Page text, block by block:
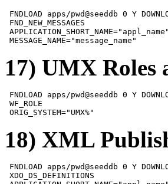
FNDLOAD apps/pwd@seeddb 0 Y
FND_NEW_MESSAGES
APPLICATION_SHORT_NAME="appl_name"
MESSAGE_NAME="message_name"
17) UMX Roles
FNDLOAD apps/pwd@seeddb 0 Y
WF_ROLE
ORIG_SYSTEM="UMX%"
18) XML
FNDLOAD apps/pwd@seeddb 0 Y
XDO_DS_DEFINITIONS